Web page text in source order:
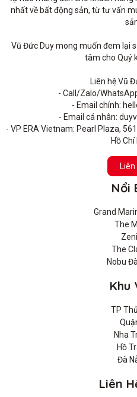
nhất về bất động sản, từ tư vấn
Vũ Đức Duy mong muốn đem lại
tâm cho Quý
Liên hệ Vũ
- Call/Zalo/
- Email chính:
- Email cá nhân:
- VP ERA Vietnam: Pearl Plaza,
Hồ
Liên
Nổi
Grand
The
The
Nobu
Khu
TP
Nha
Hồ
Đà
Liên